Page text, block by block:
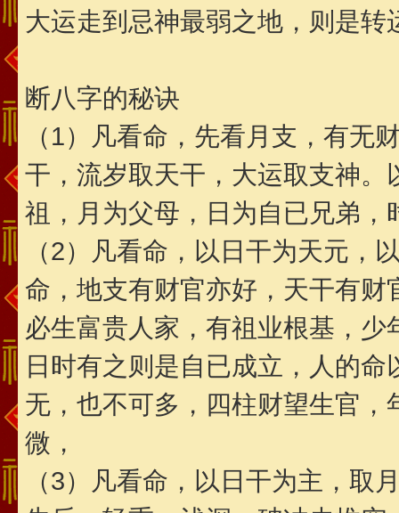
大运走到忌神最弱之地，则是转
断八字的秘诀
（1）凡看命，先看月支，有无
干，流岁取天干，大运取支神
祖，月为父母，日为自已兄弟，
（2）凡看命，以日干为天元，
命，地支有财官亦好，天干有
必生富贵人家，有祖业根基，
日时有之则是自已成立，人的
无，也不可多，四柱财望生官
微，
（3）凡看命，以日干为主，取